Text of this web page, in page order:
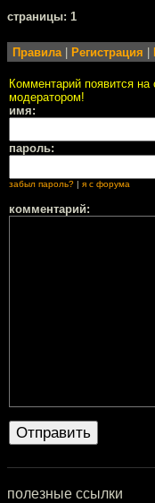
cтраницы: 1
Правила Регистрация
Комментарий появится на
модератором!
имя:
пароль:
забыл пароль? | я с форума
комментарий:
полезные ссылки